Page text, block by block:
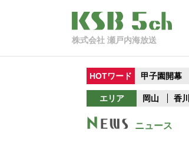
株式会社 瀬戸内海放送
HOTワード 甲子園開幕
エリア 岡山 香川
ニュース